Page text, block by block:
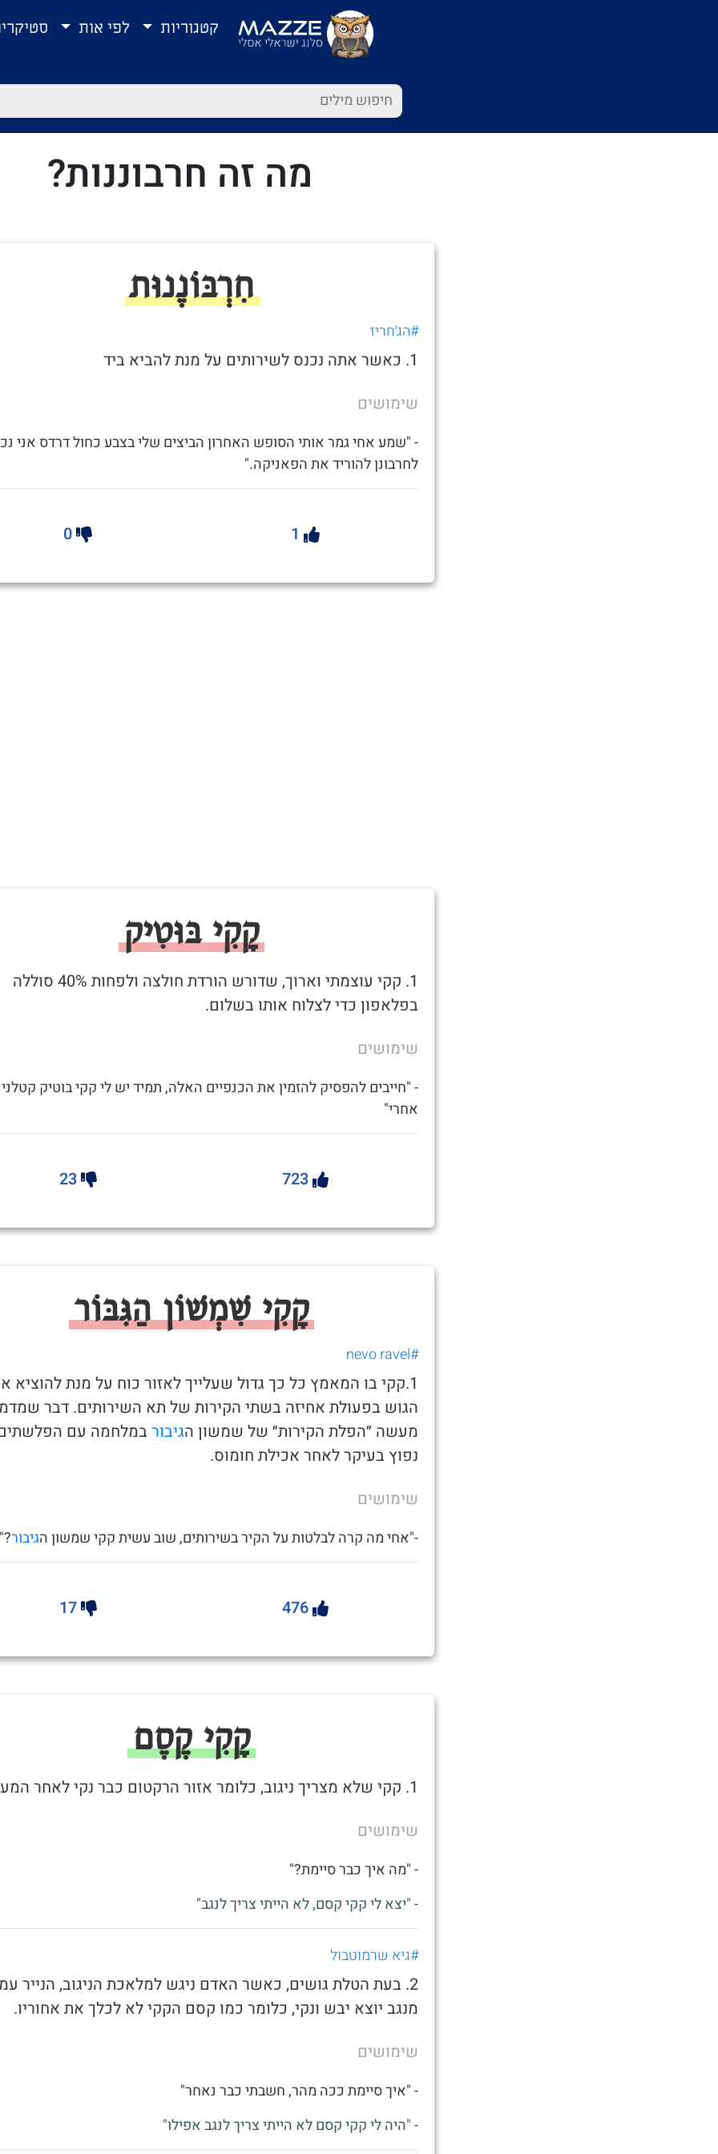
קטגוריות לפי אות
מה זה חרבוננות?
חִרְבּוֹנֶנוּת
#הג׳חריז
1. כאשר אתה נכנס לשירותים על מנת להביא ביד
שימושים
- "שמע אחי גמר אותי הסופש האחרון הביצים שלי בצבע כחול דרדס אני
לחרבונן להוריד את הפאניקה."
1
0
קָקִי בּוּטִיק
1. קקי עוצמתי וארוך, שדורש הורדת חולצה ולפחות 40% סוללה
בפלאפון כדי לצלוח אותו בשלום.
שימושים
- "חייבים להפסיק להזמין את הכנפיים האלה, תמיד יש לי קקי בוטיק קטלני
אחרי"
723
23
קָקִי שִׁמְשׁוֹן הַגִּבּוֹר
#nevo ravel
1.קקי בו המאמץ כל כך גדול שעלייך לאזור כוח על מנת להוציא
הגוש בפעולת אחיזה בשתי הקירות של תא השירותים. דבר
מעשה ״הפלת הקירות״ של שמשון הגיבורבמלחמה עם
נפוץ בעיקר לאחר אכילת חומוס.
שימושים
-"אחי מה קרה לבלטות על הקיר בשירותים, שוב עשית קקי שמשון הגיבור?"
476
17
קָקִי קֶסֶם
1. קקי שלא מצריך ניגוב, כלומר אזור הרקטום כבר נקי לאחר המעשה.
שימושים
- "מה איך כבר סיימת?"
- "יצא לי קקי קסם, לא הייתי צריך לנגב"
#גיא שרמוטבול
2. בעת הטלת גושים, כאשר האדם ניגש למלאכת הניגוב, הנייר
מנגב יוצא יבש ונקי, כלומר כמו קסם הקקי לא לכלך את אחוריו.
שימושים
- "איך סיימת ככה מהר, חשבתי כבר נאחר"
- "היה לי קקי קסם לא הייתי צריך לנגב אפילו"